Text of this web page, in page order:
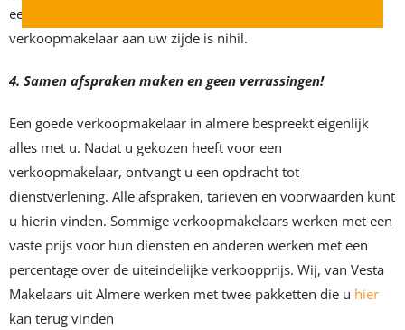
een woning. De kans dat u blunders maakt met een
verkoopmakelaar aan uw zijde is nihil.
4. Samen afspraken maken en geen verrassingen!
Een goede verkoopmakelaar in almere bespreekt eigenlijk
alles met u. Nadat u gekozen heeft voor een
verkoopmakelaar, ontvangt u een opdracht tot
dienstverlening. Alle afspraken, tarieven en voorwaarden kunt
u hierin vinden. Sommige verkoopmakelaars werken met een
vaste prijs voor hun diensten en anderen werken met een
percentage over de uiteindelijke verkoopprijs. Wij, van Vesta
Makelaars uit Almere werken met twee pakketten die u hier
kan terug vinden